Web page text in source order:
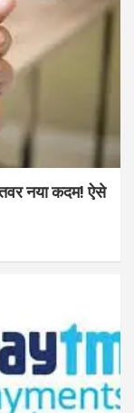
नया कदम! ऐसे